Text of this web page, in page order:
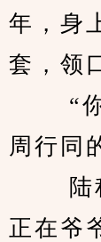
年，身
套，领
“你
周行同
陆程
正在爷